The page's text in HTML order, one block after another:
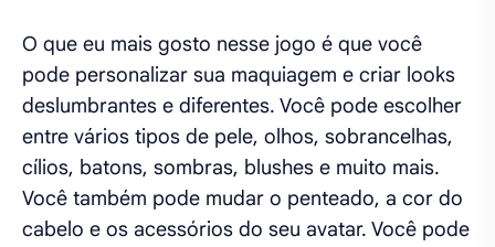
O que eu mais gosto nesse jogo é que você
pode personalizar sua maquiagem e criar looks
deslumbrantes e diferentes. Você pode escolher
entre vários tipos de pele, olhos, sobrancelhas,
cílios, batons, sombras, blushes e muito mais.
Você também pode mudar o penteado, a cor do
cabelo e os acessórios do seu avatar. Você pode